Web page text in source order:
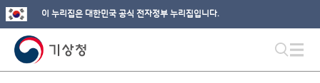
이 누리집은 대한민국 공식 전자정부 누리집입니다.